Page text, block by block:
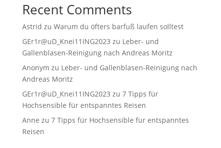
Recent Comments
Astrid zu Warum du öfters barfuß laufen solltest
GEr1r@uD_Knei11ING2023 zu Leber- und
Gallenblasen-Reinigung nach Andreas Moritz
Anonym zu Leber- und Gallenblasen-Reinigung nach
Andreas Moritz
GEr1r@uD_Knei11ING2023 zu 7 Tipps für
Hochsensible für entspanntes Reisen
Anne zu 7 Tipps für Hochsensible für entspanntes
Reisen